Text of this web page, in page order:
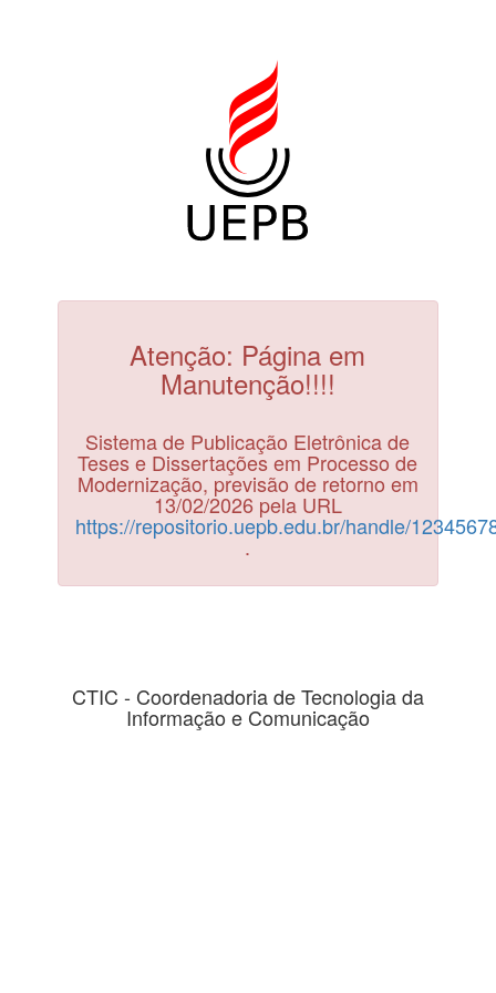
Atenção: Página em
Manutenção!!!!
Sistema de Publicação Eletrônica de
Teses e Dissertações em Processo de
Modernização, previsão de retorno em
13/02/2026 pela URL
https://repositorio.uepb.edu.br/handle/
.
CTIC - Coordenadoria de Tecnologia da
Informação e Comunicação